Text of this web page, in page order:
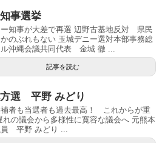
事選挙
ー知事が大差で再選 辺野古基地反対 県民
のぶれもない 玉城デニー選対本部事務総
沖縄会議共同代表 金城 徹 ...
記事を読む
選 平野 みどり
者も当選者も過去最高！ これからが重
れの議会から多様性に寛容な議会へ 元熊本
員 平野 みどり ...